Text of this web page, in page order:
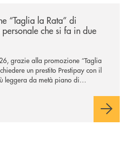
“Taglia la Rata” di
che si fa in due
grazie alla promozione “Taglia
un prestito Prestipay con il
leggera da metà piano di